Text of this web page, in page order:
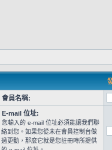
會員名稱:
E-mail 位址:
您輸入的 e-mail 位址必須能讓我們聯
絡到您。如果您從未在會員控制台做
過更動，那麼它就是您註冊時所提供